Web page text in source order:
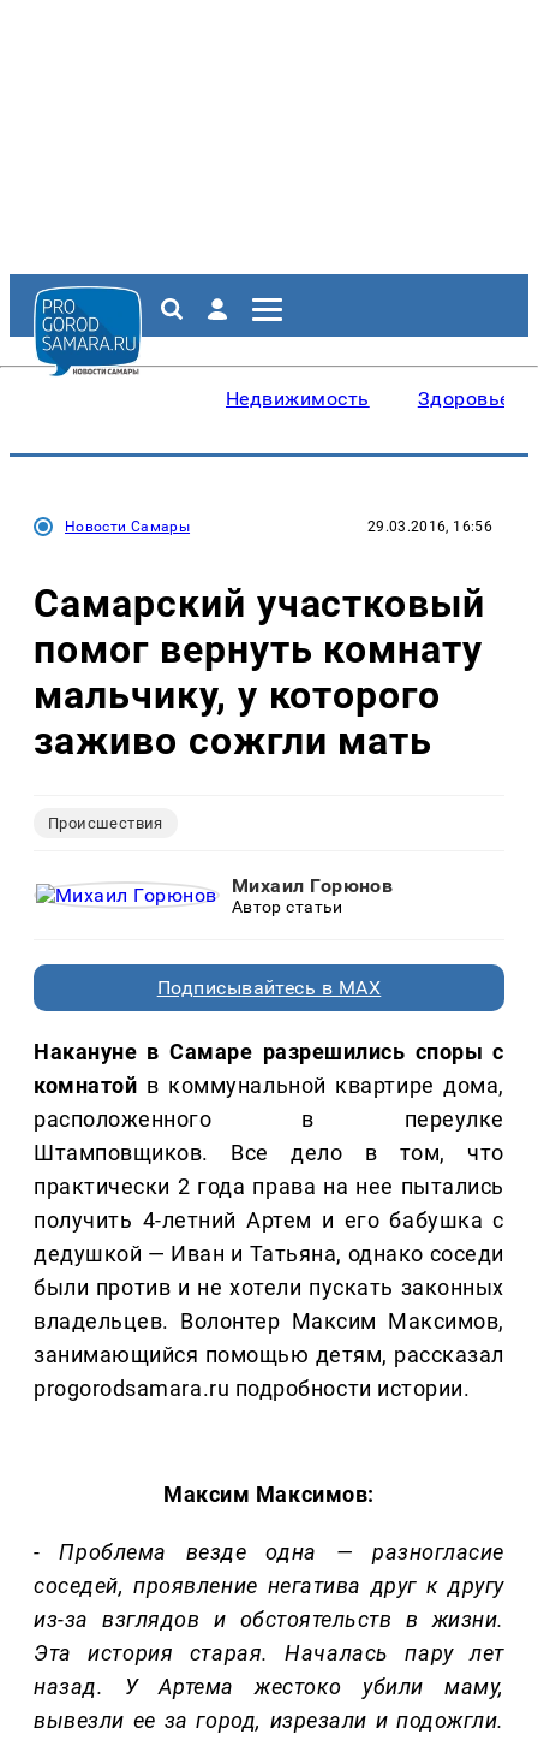
Недвижимость Здоровье
Новости Самары 29.03.2016, 16:56
Самарский участковый
помог вернуть комнату
мальчику, у которого
заживо сожгли мать
Происшествия
Михаил Горюнов
Автор статьи
Подписывайтесь в MAX
Накануне в Самаре разрешились споры с
комнатой в коммунальной квартире дома,
расположенного в переулке
Штамповщиков. Все дело в том, что
практически 2 года права на нее пытались
получить 4-летний Артем и его бабушка с
дедушкой — Иван и Татьяна, однако соседи
были против и не хотели пускать законных
владельцев. Волонтер Максим Максимов,
занимающийся помощью детям, рассказал
progorodsamara.ru подробности истории.
Максим Максимов:
- Проблема везде одна — разногласие
соседей, проявление негатива друг к другу
из-за взглядов и обстоятельств в жизни.
Эта история старая. Началась пару лет
назад. У Артема жестоко убили маму,
вывезли ее за город, изрезали и подожгли.